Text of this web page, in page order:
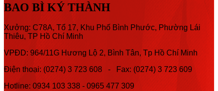
BAO BÌ KÝ THÀNH
Xưởng: C78A, Tổ 17, Khu Phố Bình Phước, Phường Lái
Thiêu, TP Hồ Chí Minh
VPĐD: 964/11G Hương Lộ 2, Bình Tân, Tp Hồ Chí Minh
Điện thoại: (0274) 3 723 608 - Fax: (0274) 3 723 609
Hotline: 0934 103 338 - 0965 477 309